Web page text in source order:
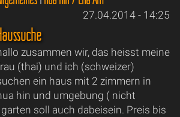
27.04.2014 - 14:25
zusammen wir, das heisst meine
(thai) und ich (schweizer)
ein haus mit 2 zimmern in
hin und umgebung ( nicht
soll auch dabeisein. Preis bis